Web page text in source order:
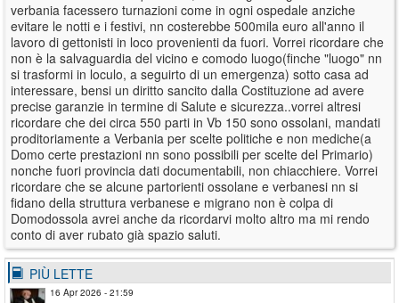
verbania facessero turnazioni come in ogni ospedale anziche
evitare le notti e i festivi, nn costerebbe 500mila euro all'anno il
lavoro di gettonisti in loco provenienti da fuori. Vorrei ricordare che
non è la salvaguardia del vicino e comodo luogo(finche "luogo" nn
si trasformi in loculo, a seguirto di un emergenza) sotto casa ad
interessare, bensi un diritto sancito dalla Costituzione ad avere
precise garanzie in termine di Salute e sicurezza..vorrei altresi
ricordare che dei circa 550 parti in Vb 150 sono ossolani, mandati
proditoriamente a Verbania per scelte politiche e non mediche(a
Domo certe prestazioni nn sono possibili per scelte del Primario)
nonche fuori provincia dati documentabili, non chiacchiere. Vorrei
ricordare che se alcune partorienti ossolane e verbanesi nn si
fidano della struttura verbanese e migrano non è colpa di
Domodossola avrei anche da ricordarvi molto altro ma mi rendo
conto di aver rubato già spazio saluti.
PIÙ LETTE
16 Apr 2026 - 21:59